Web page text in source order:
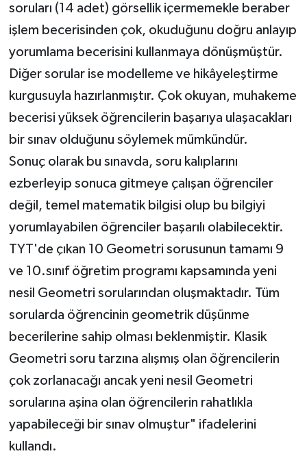
soruları (14 adet) görsellik içermemekle beraber
işlem becerisinden çok, okuduğunu doğru anlayıp
yorumlama becerisini kullanmaya dönüşmüştür.
Diğer sorular ise modelleme ve hikâyeleştirme
kurgusuyla hazırlanmıştır. Çok okuyan, muhakeme
becerisi yüksek öğrencilerin başarıya ulaşacakları
bir sınav olduğunu söylemek mümkündür.
Sonuç olarak bu sınavda, soru kalıplarını
ezberleyip sonuca gitmeye çalışan öğrenciler
değil, temel matematik bilgisi olup bu bilgiyi
yorumlayabilen öğrenciler başarılı olabilecektir.
TYT'de çıkan 10 Geometri sorusunun tamamı 9
ve 10.sınıf öğretim programı kapsamında yeni
nesil Geometri sorularından oluşmaktadır. Tüm
sorularda öğrencinin geometrik düşünme
becerilerine sahip olması beklenmiştir. Klasik
Geometri soru tarzına alışmış olan öğrencilerin
çok zorlanacağı ancak yeni nesil Geometri
sorularına aşina olan öğrencilerin rahatlıkla
yapabileceği bir sınav olmuştur" ifadelerini
kullandı.